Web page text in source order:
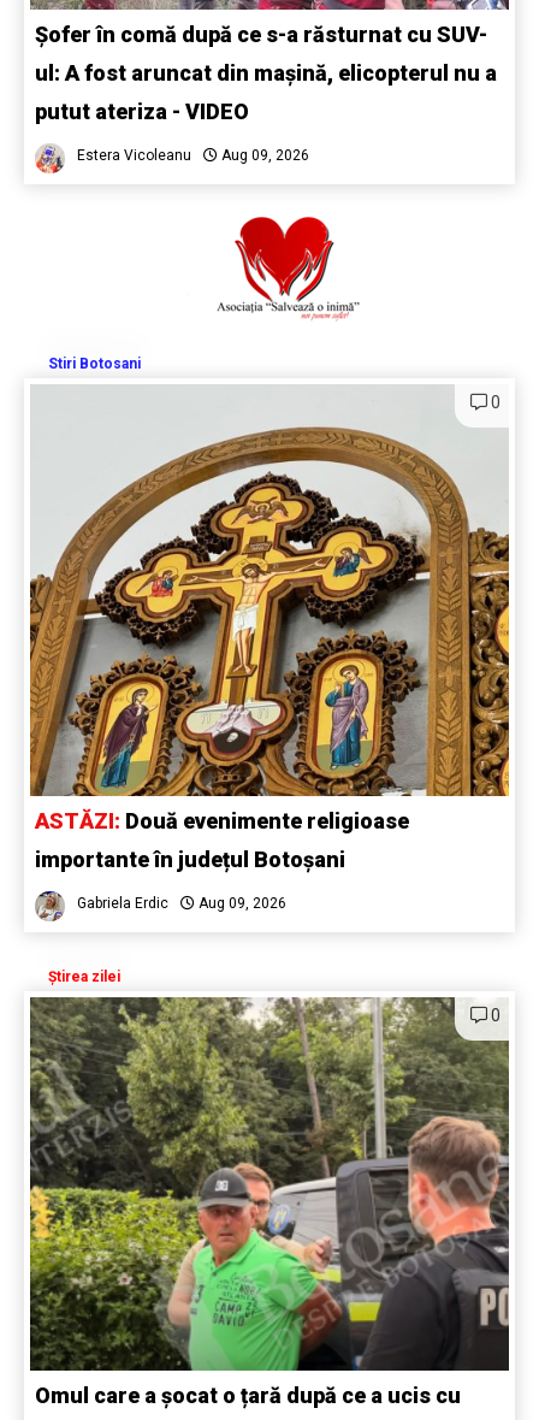
Șofer în comă după ce s-a răsturnat cu SUV-
ul: A fost aruncat din mașină, elicopterul nu a
putut ateriza - VIDEO
Estera Vicoleanu Aug 09, 2026
Stiri Botosani
0
ASTĂZI: Două evenimente religioase
importante în județul Botoșani
Gabriela Erdic Aug 09, 2026
Știrea zilei
0
Omul care a șocat o țară după ce a ucis cu